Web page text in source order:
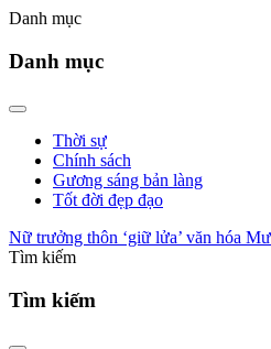
Danh mục
Danh mục
Thời sự
Chính sách
Gương sáng bản làng
Tốt đời đẹp đạo
Nữ trưởng thôn ‘giữ lửa’ văn hóa
Tìm kiếm
Tìm kiếm